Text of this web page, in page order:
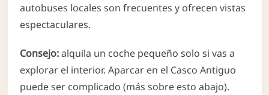
autobuses locales son frecuentes y ofrecen vistas
espectaculares.
Consejo:alquila un coche pequeño solo si vas a
explorar el interior. Aparcar en el Casco Antiguo
puede ser complicado (más sobre esto abajo).